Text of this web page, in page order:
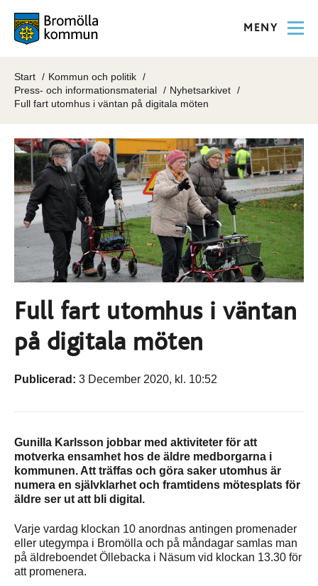
MENY
Start
Kommun och politik
Press- och informationsmaterial
Nyhetsarkivet
Full fart utomhus i väntan på digitala möten
Full fart utomhus i väntan
på digitala möten
Publicerad: 3 December 2020, kl. 10:52
Gunilla Karlsson jobbar med aktiviteter för att
motverka ensamhet hos de äldre medborgarna i
kommunen. Att träffas och göra saker utomhus är
numera en självklarhet och framtidens mötesplats för
äldre ser ut att bli digital.
Varje vardag klockan 10 anordnas antingen promenader
eller utegympa i Bromölla och på måndagar samlas man
på äldreboendet Öllebacka i Näsum vid klockan 13.30 för
att promenera.